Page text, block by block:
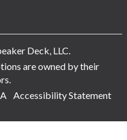
Deck, LLC.
are owned by their
Accessibility Statement